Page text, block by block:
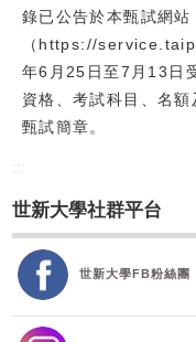
錄已公告於本甄試網站
（https://
年6月25日至7月13日
資格、考試科目、名
甄試簡章。
世新大學社群平台
世新大學FB粉絲團